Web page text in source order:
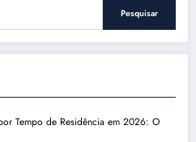
Pesquisar
Tempo de Residência em 2026: O